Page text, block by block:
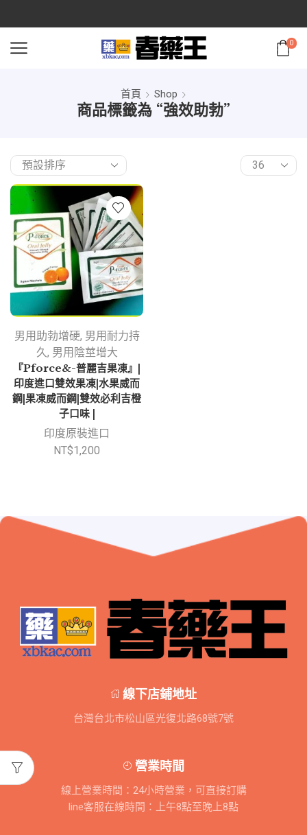
0
首頁 Shop
商品標籤為 “強效助勃”
男用助勃增硬, 男用耐力持
久, 男用陰莖增大
『Pforce&-普麗吉果凍』|
印度進口雙效果凍|水果威而
鋼|果凍威而鋼|雙效必利吉橙
子口味 |
印度原裝進口
NT$1,200
線下店鋪地址
台灣台北市松山區光復北路68號7號
營業時間
線上營業時間：24小時營業，可直接訂購
line客服在線時間：上午8點至晚上8點